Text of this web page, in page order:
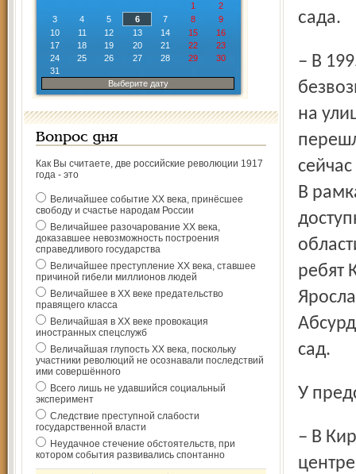
1
2
3
4 5 6 7 8
9
10
11 12 13 14 15
16
17
18 19 20 21 22
23
24
25 26 27 28 29
30
31
Выберите дату
Вопрос дня
Как Вы считаете, две российские революции 1917
года - это
Величайшее событие ХХ века, принёсшее
свободу и счастье народам России
Величайшее разочарование ХХ века,
доказавшее невозможность построения
справедливого государства
Величайшее преступление ХХ века, ставшее
причиной гибели миллионов людей
Величайшее в ХХ веке предательство
правящего класса
Величайшая в ХХ веке провокация
иностранных спецслужб
Величайшая глупость ХХ века, поскольку
участники революций не осознавали последствий
ими совершённого
Всего лишь не удавшийся социальный
эксперимент
Следствие преступной слабости
государственной власти
Неудачное стечение обстоятельств, при
котором события развивались спонтанно
сада.
– В 1995 – 1996 годах администрация области передала в
на
В
ребят
сад.
У
– В Кировском районе площадок для строительства нет. В